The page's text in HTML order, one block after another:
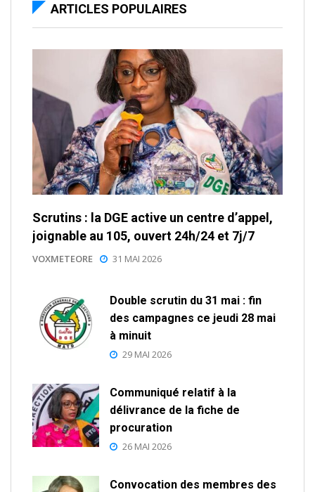
ARTICLES POPULAIRES
Scrutins : la DGE active un centre d’appel,
joignable au 105, ouvert 24h/24 et 7j/7
VOXMETEORE 31 MAI 2026
Double scrutin du 31 mai : fin
des campagnes ce jeudi 28 mai
à minuit
29 MAI 2026
Communiqué relatif à la
délivrance de la fiche de
procuration
26 MAI 2026
Convocation des membres des